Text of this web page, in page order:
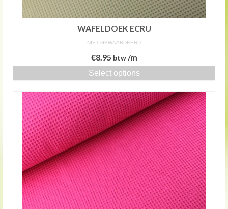
WAFELDOEK ECRU
NIET GEWAARDEERD
€8.95 btw/m
Select options